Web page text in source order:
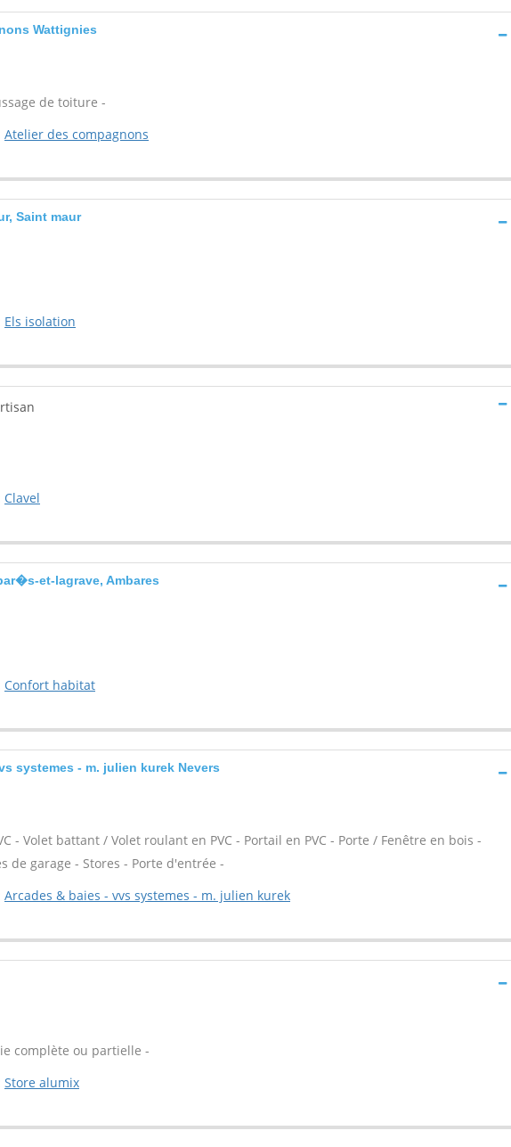
Wattignies
de toiture -
Atelier des compagnons
Saint maur
Els isolation
Clavel
et-lagrave, Ambares
Confort habitat
systemes - m. julien kurek Nevers
- Volet battant / Volet roulant en PVC - Portail en PVC - Porte / Fenêtre en bois -
de garage - Stores - Porte d'entrée -
Arcades & baies - vvs systemes - m. julien kurek
complète ou partielle -
Store alumix